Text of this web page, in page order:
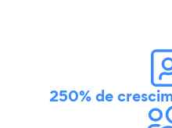
250% de